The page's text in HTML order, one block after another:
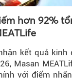
hơn 92%
kết quả kinh
Masan
với điểm